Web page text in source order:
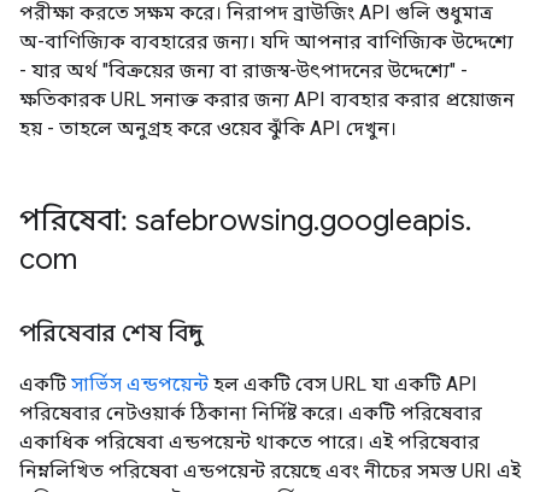
পরীক্ষা করতে সক্ষম করে। নিরাপদ ব্রাউজিং API গুলি শুধুমাত্র
অ-বাণিজ্যিক ব্যবহারের জন্য। যদি আপনার বাণিজ্যিক উদ্দেশ্যে
- যার অর্থ "বিক্রয়ের জন্য বা রাজস্ব-উৎপাদনের উদ্দেশ্যে" -
ক্ষতিকারক URL সনাক্ত করার জন্য API ব্যবহার করার প্রয়োজন
হয় - তাহলে অনুগ্রহ করে ওয়েব ঝুঁকি API দেখুন।
পরিষেবা: safebrowsing.googleapis.
com
পরিষেবার শেষ বিন্দু
একটি সার্ভিস এন্ডপয়েন্ট হল একটি বেস URL যা একটি API
পরিষেবার নেটওয়ার্ক ঠিকানা নির্দিষ্ট করে। একটি পরিষেবার
একাধিক পরিষেবা এন্ডপয়েন্ট থাকতে পারে। এই পরিষেবার
নিম্নলিখিত পরিষেবা এন্ডপয়েন্ট রয়েছে এবং নীচের সমস্ত URI এই